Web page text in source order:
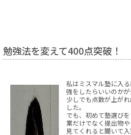
勉強法を変えて400点突破！
私はミスマル塾に入
強をしたらいいのか
少しでも点数が上が
した。
でも、初めて塾選び
業だけでなく提出物
見てくれると聞いて入